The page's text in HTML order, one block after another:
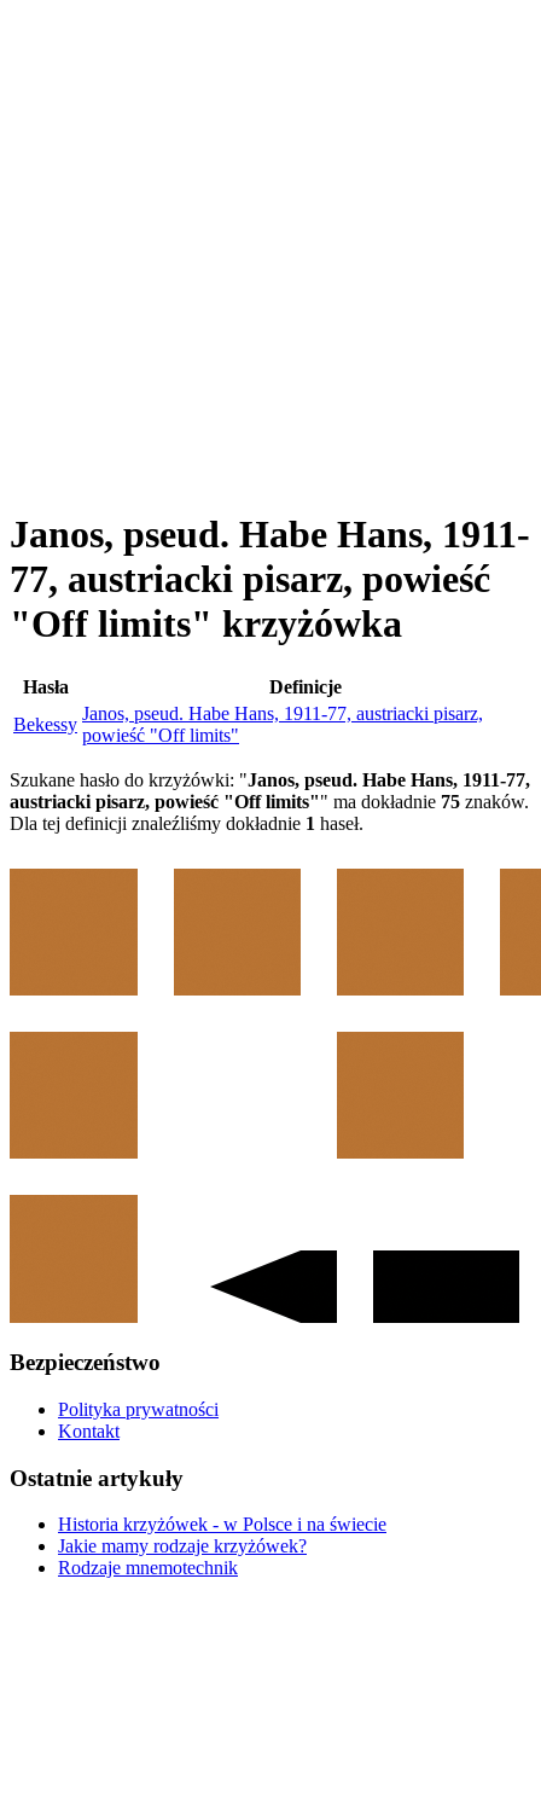
Janos, pseud. Habe Hans, 1911-
77, austriacki pisarz, powieść
"Off limits" krzyżówka
Hasła
Definicje
Bekessy
Janos, pseud. Habe Hans, 1911-77, austriacki pisarz,
powieść "Off limits"
Szukane hasło do krzyżówki: "Janos, pseud. Habe Hans, 1911-77,
austriacki pisarz, powieść "Off limits"" ma dokładnie 75 znaków.
Dla tej definicji znaleźliśmy dokładnie 1 haseł.
Bezpieczeństwo
Polityka prywatności
Kontakt
Ostatnie artykuły
Historia krzyżówek - w Polsce i na świecie
Jakie mamy rodzaje krzyżówek?
Rodzaje mnemotechnik